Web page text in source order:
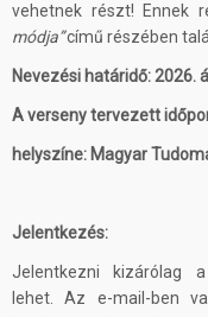
vehetnek részt! Ennek
módja”című részében
Nevezési határidő: 2026.
A verseny tervezett
helyszíne: Magyar
Jelentkezés:
Jelentkezni kizárólag a
lehet. Az e-mail-ben